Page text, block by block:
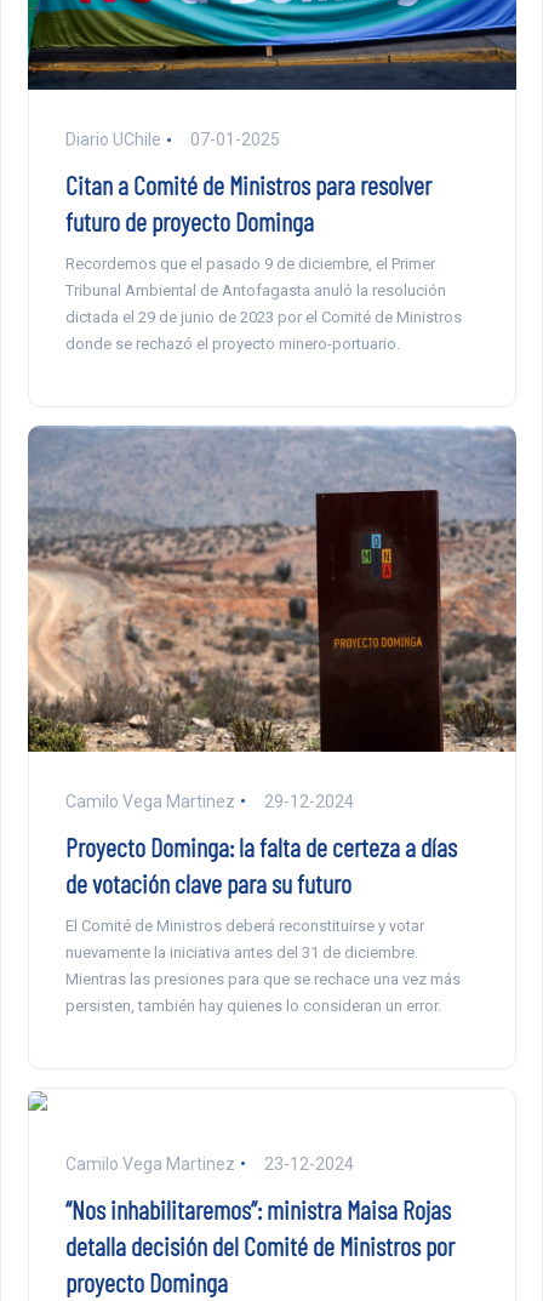
Diario UChile 07-01-2025
Citan a Comité de Ministros para resolver
futuro de proyecto Dominga
Recordemos que el pasado 9 de diciembre, el Primer
Tribunal Ambiental de Antofagasta anuló la resolución
dictada el 29 de junio de 2023 por el Comité de Ministros
donde se rechazó el proyecto minero-portuario.
Camilo Vega Martinez 29-12-2024
Proyecto Dominga: la falta de certeza a días
de votación clave para su futuro
El Comité de Ministros deberá reconstituirse y votar
nuevamente la iniciativa antes del 31 de diciembre.
Mientras las presiones para que se rechace una vez más
persisten, también hay quienes lo consideran un error.
Camilo Vega Martinez 23-12-2024
“Nos inhabilitaremos”: ministra Maisa Rojas
detalla decisión del Comité de Ministros por
proyecto Dominga